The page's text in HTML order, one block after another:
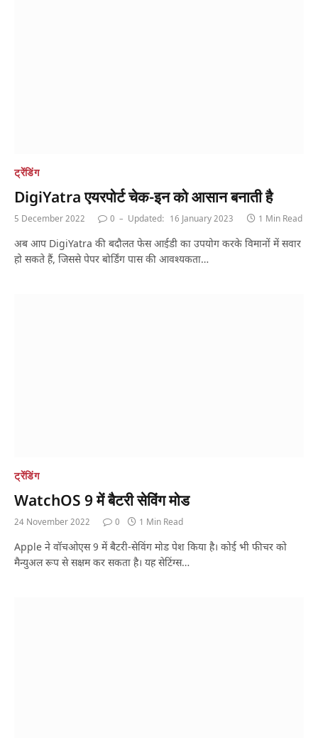
ट्रेंडिंग
DigiYatra एयरपोर्ट चेक-इन को आसान बनाती है
5 December 2022 0 Updated: 16 January 2023 1 Min Read
अब आप DigiYatra की बदौलत फेस आईडी का उपयोग करके विमानों में सवार
हो सकते हैं, जिससे पेपर बोर्डिंग पास की आवश्यकता…
ट्रेंडिंग
WatchOS 9 में बैटरी सेविंग मोड
24 November 2022 0 1 Min Read
Apple ने वॉचओएस 9 में बैटरी-सेविंग मोड पेश किया है। कोई भी फीचर को
मैन्युअल रूप से सक्षम कर सकता है। यह सेटिंग्स…